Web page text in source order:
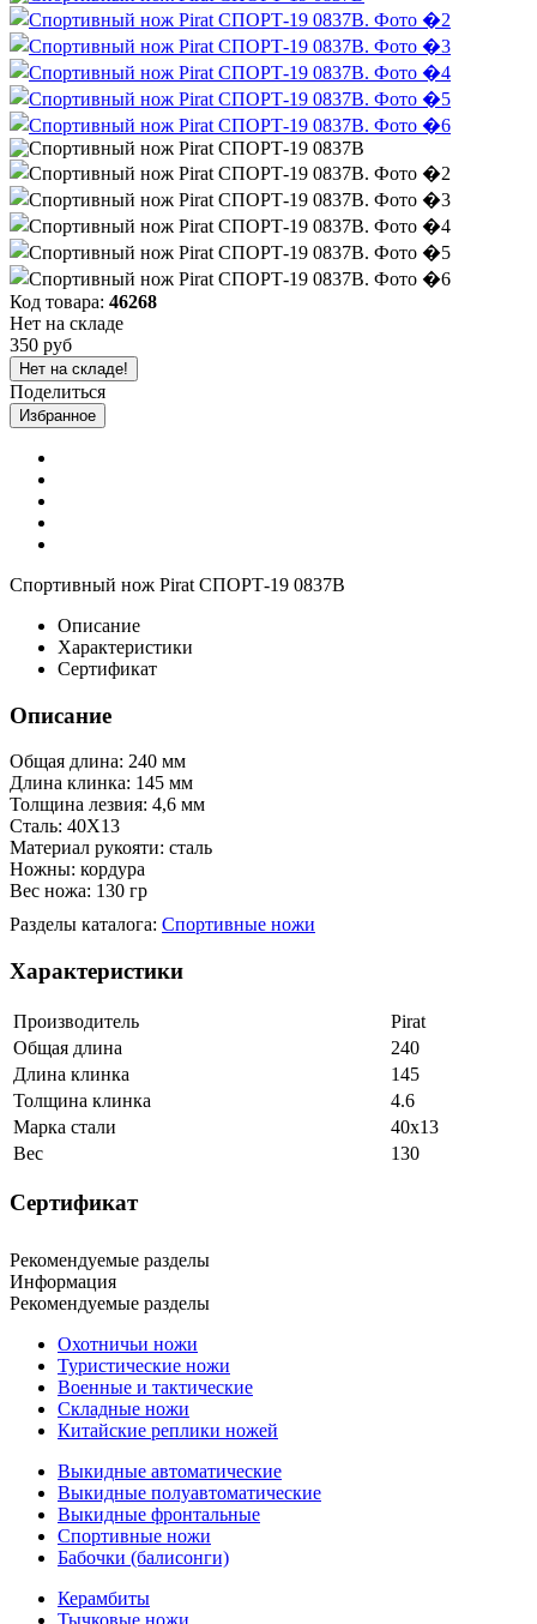
Код товара: 46268
Нет на складе
350 руб
Нет на складе!
Поделиться
Избранное
Спортивный нож Pirat СПОРТ-19 0837B
Описание
Характеристики
Сертификат
Описание
Общая длина: 240 мм
Длина клинка: 145 мм
Толщина лезвия: 4,6 мм
Сталь: 40Х13
Материал рукояти: сталь
Ножны: кордура
Вес ножа: 130 гр
Разделы каталога: Спортивные ножи
Характеристики
Производитель
Pirat
Общая длина
240
Длина клинка
145
Толщина клинка
4.6
Марка стали
40х13
Вес
130
Сертификат
Рекомендуемые разделы
Информация
Рекомендуемые разделы
Охотничьи ножи
Туристические ножи
Военные и тактические
Складные ножи
Китайские реплики ножей
Выкидные автоматические
Выкидные полуавтоматические
Выкидные фронтальные
Спортивные ножи
Бабочки (балисонги)
Керамбиты